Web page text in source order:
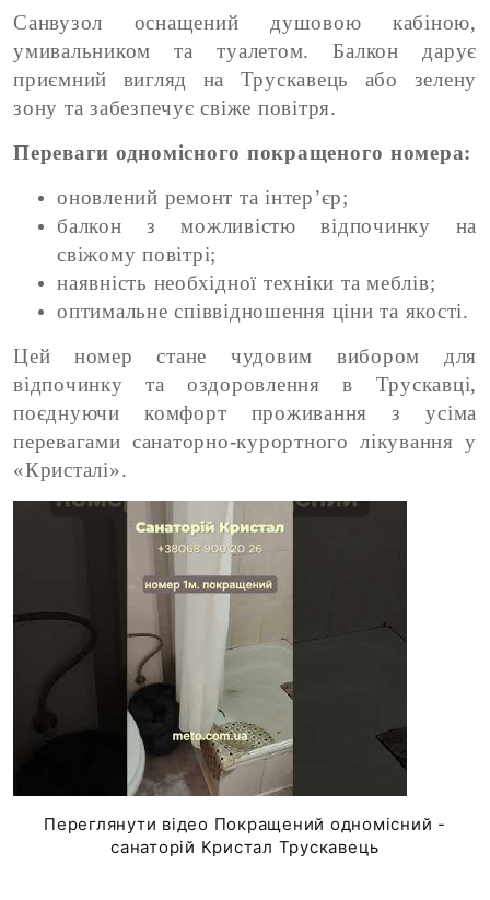
Санвузол оснащений душовою кабіною,
умивальником та туалетом. Балкон дарує
приємний вигляд на Трускавець або зелену
зону та забезпечує свіже повітря.
Переваги одномісного покращеного номера:
оновлений ремонт та інтер’єр;
балкон з можливістю відпочинку на
свіжому повітрі;
наявність необхідної техніки та меблів;
оптимальне співвідношення ціни та якості.
Цей номер стане чудовим вибором для
відпочинку та оздоровлення в Трускавці,
поєднуючи комфорт проживання з усіма
перевагами санаторно-курортного лікування у
«Кристалі».
Переглянути відео Покращений одномісний -
санаторій Кристал Трускавець